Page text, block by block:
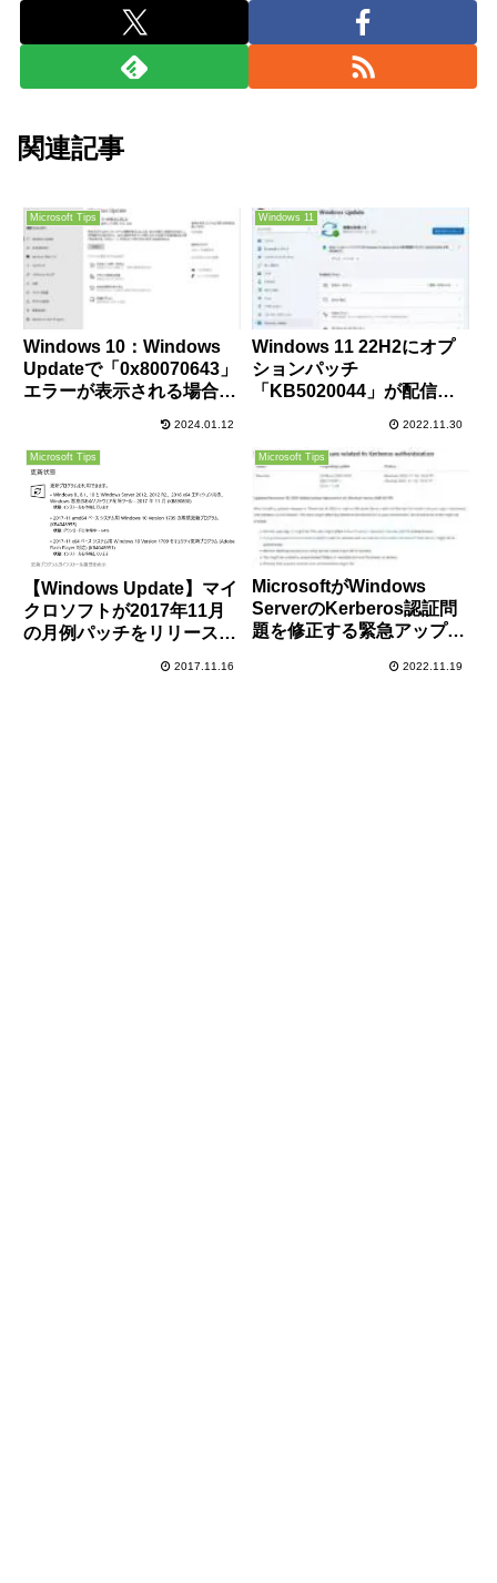
関連記事
Microsoft Tips
Windows 10：Windows
Updateで「0x80070643」
エラーが表示される場合の
2024.01.12
Windows 11
Windows 11 22H2にオプ
ションパッチ
「KB5020044」が配信開
IME/ファイルエクスプロー
ラー/ゲームパフォーマン
スの不具合修正など。必要
に応じてインストールを
2022.11.30
Microsoft Tips
【Windows Update】マイ
クロソフトが2017年11月
の月例パッチをリリース。
告は無し。Adobe Flash
2017.11.16
Microsoft Tips
MicrosoftがWindows
ServerのKerberos認証問
題を修正する緊急アップデ
2022.11.19